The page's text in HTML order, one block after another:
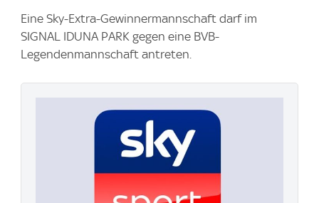
Eine Sky-Extra-Gewinnermannschaft darf im
SIGNAL IDUNA PARK gegen eine BVB-
Legendenmannschaft antreten.